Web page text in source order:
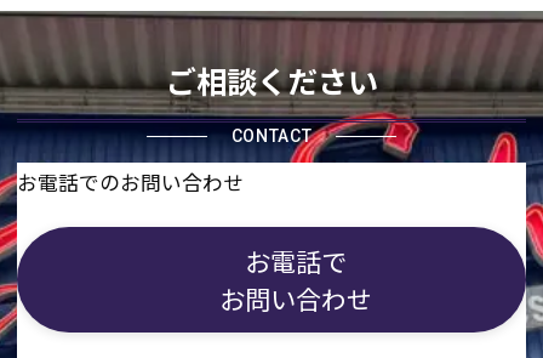
ご相談ください
CONTACT
お電話でのお問い合わせ
お電話で
お問い合わせ